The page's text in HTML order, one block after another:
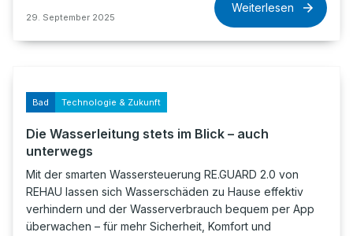
29. September 2025
Weiterlesen
Bad Technologie & Zukunft
Die Wasserleitung stets im Blick – auch
unterwegs
Mit der smarten Wassersteuerung RE.GUARD 2.0 von
REHAU lassen sich Wasserschäden zu Hause effektiv
verhindern und der Wasserverbrauch bequem per App
überwachen – für mehr Sicherheit, Komfort und